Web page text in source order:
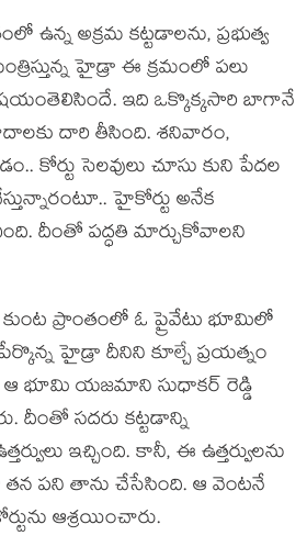
అక్ర‌మ క‌ట్ట‌డాల‌ను, ప్ర‌భుత్వ
హైడ్రా ఈ క్ర‌మంలో ప‌లు
ఇది ఒక్కొక్క‌సారి బాగానే
దారి తీసింది. శ‌నివారం,
కోర్టు సెల‌వులు చూసు కుని పేద‌ల
హైకోర్టు అనేక
దీంతో ప‌ద్ధ‌తి మార్చుకోవాల‌ని
ప్రాంతంలో ఓ ప్రైవేటు భూమిలో
హైడ్రా దీనిని కూల్చే ప్ర‌య‌త్నం
భూమి య‌జ‌మాని సుధాక‌ర్ రెడ్డి
దీంతో స‌ద‌రు క‌ట్ట‌డాన్ని
ఇచ్చింది. కానీ, ఈ ఉత్త‌ర్వుల‌ను
త‌న ప‌ని తాను చేసేసింది. ఆ వెంట‌నే
ఆశ్ర‌యించారు.